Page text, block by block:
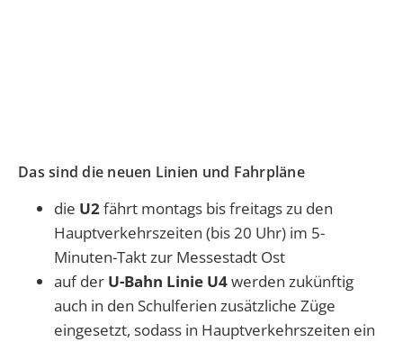
Das sind die neuen Linien und Fahrpläne
die U2fährt montags bis freitags zu den
Hauptverkehrszeiten (bis 20 Uhr) im 5-
Minuten-Takt zur Messestadt Ost
auf der U-Bahn Linie U4werden zukünftig
auch in den Schulferien zusätzliche Züge
eingesetzt, sodass in Hauptverkehrszeiten ein